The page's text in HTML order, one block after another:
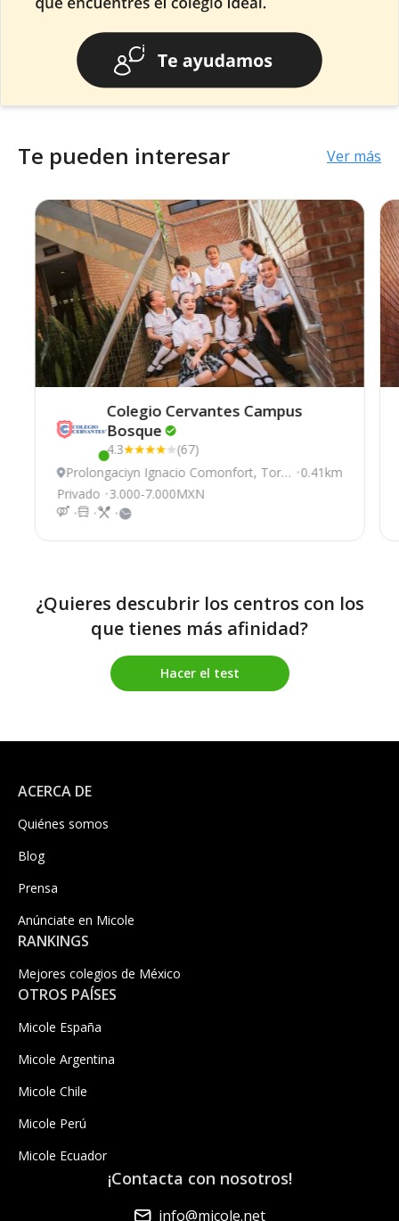
Te pueden interesar Ver más
Este centro ha estado online recientemente
Colegio Cervantes Campus
Bosque
4.3
(67)
Prolongaciуn Ignacio Comonfort, Torr
eón
0.41km
Privado 3.000-7.000MXN
¿Quieres descubrir los centros con los
que tienes más afinidad?
Hacer el test
ACERCA DE
Quiénes somos
Blog
Prensa
Anúnciate en Micole
RANKINGS
Mejores colegios de México
OTROS PAÍSES
Micole España
Micole Argentina
Micole Chile
Micole Perú
Micole Ecuador
¡Contacta con nosotros!
info@micole.net